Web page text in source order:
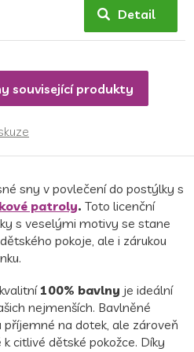
Detail
související produkty
sny v povlečení do postýlky s
patroly. Toto licenční
s veselými motivy se stane
pokoje, ale i zárukou
100% bavlny je ideální
nejmenších. Bavlněné
na dotek, ale zároveň
citlivé dětské pokožce. Díky